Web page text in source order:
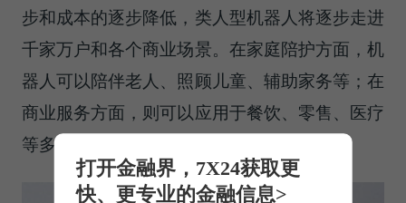
步和成本的逐步降低，类人型机器人将逐步走进
千家万户和各个商业场景。在家庭陪护方面，机
器人可以陪伴老人、照顾儿童、辅助家务等；在
商业服务方面，则可以应用于餐饮、零售、医疗
等多个行业，提供智能化的服务体验。
打开金融界，7X24获取更
快、更专业的金融信息>